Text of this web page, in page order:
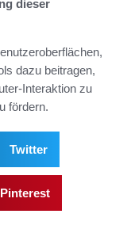
dieser
dazu beitragen,
Interaktion zu
fördern.
Twitter
Pinterest